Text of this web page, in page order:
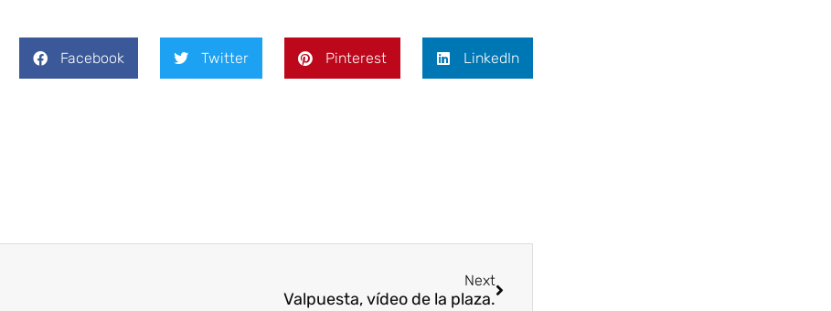
Facebook Twitter Pinterest LinkedIn
Next
Valpuesta, vídeo de la plaza.